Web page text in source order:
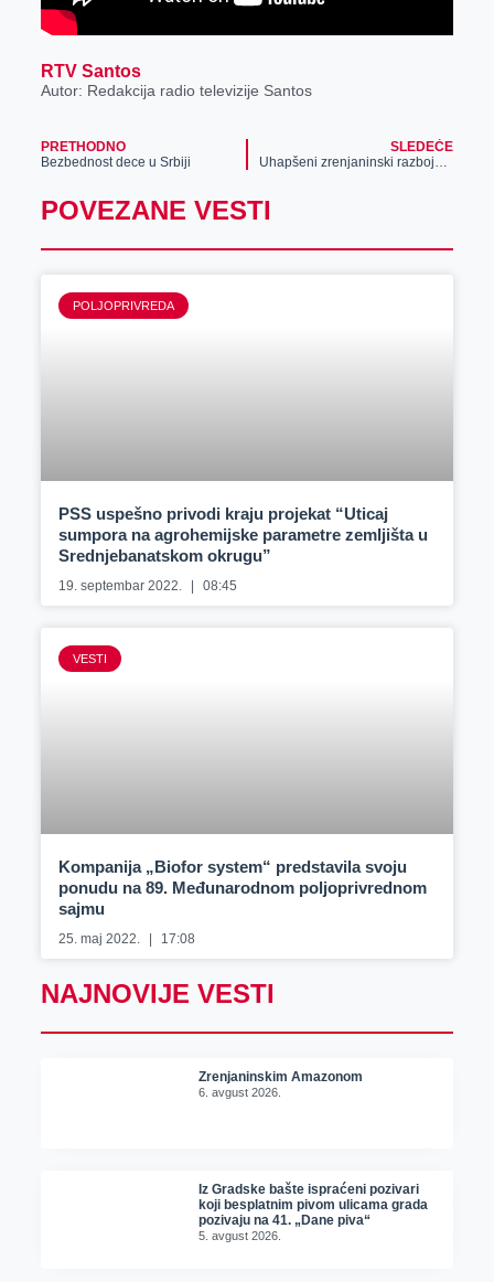
RTV Santos
Autor: Redakcija radio televizije Santos
PRETHODNO
Bezbednost dece u Srbiji
SLEDEĆE
Uhapšeni zrenjaninski razbojnici i lopovi
POVEZANE VESTI
POLJOPRIVREDA
PSS uspešno privodi kraju projekat “Uticaj
sumpora na agrohemijske parametre zemljišta u
Srednjebanatskom okrugu”
19. septembar 2022. 08:45
VESTI
Kompanija „Biofor system“ predstavila svoju
ponudu na 89. Međunarodnom poljoprivrednom
sajmu
25. maj 2022. 17:08
NAJNOVIJE VESTI
Zrenjaninskim Amazonom
6. avgust 2026.
Iz Gradske bašte ispraćeni pozivari
koji besplatnim pivom ulicama grada
pozivaju na 41. „Dane piva“
5. avgust 2026.